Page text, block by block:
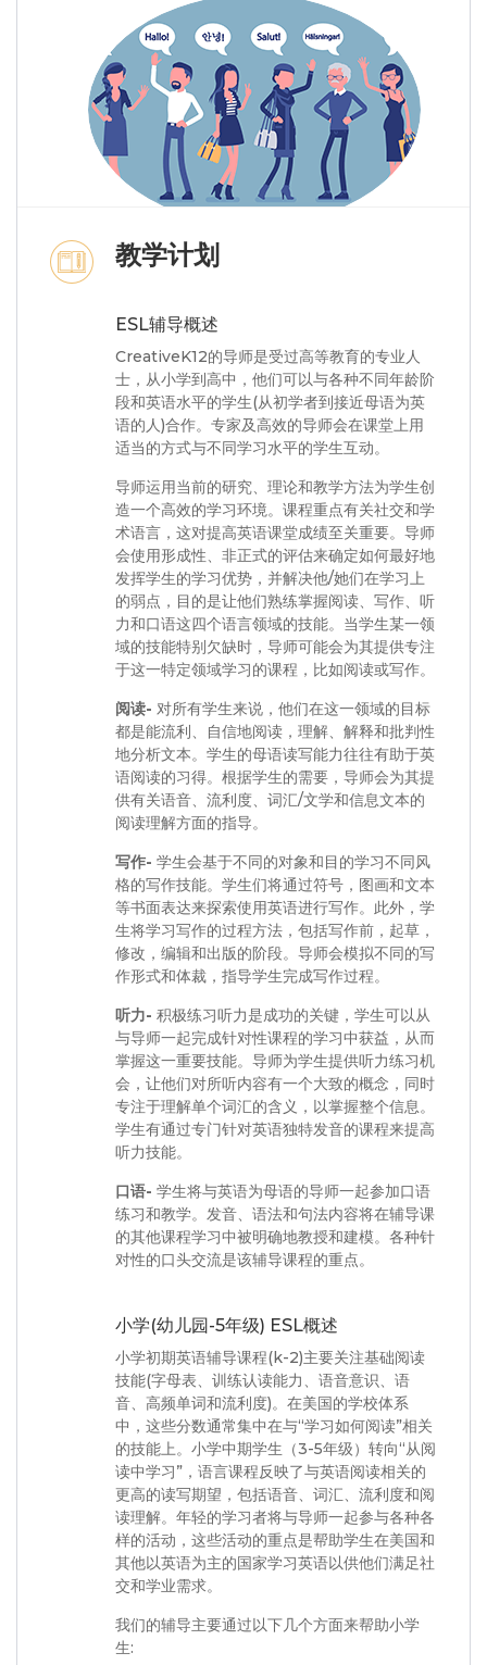
教学计划
ESL辅导概述
CreativeK12的导师是受过高等教育的专业人
士，从小学到高中，他们可以与各种不同年龄阶
段和英语水平的学生(从初学者到接近母语为英
语的人)合作。专家及高效的导师会在课堂上用
适当的方式与不同学习水平的学生互动。
导师运用当前的研究、理论和教学方法为学生创
造一个高效的学习环境。课程重点有关社交和学
术语言，这对提高英语课堂成绩至关重要。导师
会使用形成性、非正式的评估来确定如何最好地
发挥学生的学习优势，并解决他/她们在学习上
的弱点，目的是让他们熟练掌握阅读、写作、听
力和口语这四个语言领域的技能。当学生某一领
域的技能特别欠缺时，导师可能会为其提供专注
于这一特定领域学习的课程，比如阅读或写作。
阅读- 对所有学生来说，他们在这一领域的目标
都是能流利、自信地阅读，理解、解释和批判性
地分析文本。学生的母语读写能力往往有助于英
语阅读的习得。根据学生的需要，导师会为其提
供有关语音、流利度、词汇/文学和信息文本的
阅读理解方面的指导。
写作- 学生会基于不同的对象和目的学习不同风
格的写作技能。学生们将通过符号，图画和文本
等书面表达来探索使用英语进行写作。此外，学
生将学习写作的过程方法，包括写作前，起草，
修改，编辑和出版的阶段。导师会模拟不同的写
作形式和体裁，指导学生完成写作过程。
听力- 积极练习听力是成功的关键，学生可以从
与导师一起完成针对性课程的学习中获益，从而
掌握这一重要技能。导师为学生提供听力练习机
会，让他们对所听内容有一个大致的概念，同时
专注于理解单个词汇的含义，以掌握整个信息。
学生有通过专门针对英语独特发音的课程来提高
听力技能。
口语- 学生将与英语为母语的导师一起参加口语
练习和教学。发音、语法和句法内容将在辅导课
的其他课程学习中被明确地教授和建模。各种针
对性的口头交流是该辅导课程的重点。
小学(幼儿园-5年级) ESL概述
小学初期英语辅导课程(k-2)主要关注基础阅读
技能(字母表、训练认读能力、语音意识、语
音、高频单词和流利度)。在美国的学校体系
中，这些分数通常集中在与“学习如何阅读”相关
的技能上。小学中期学生（3-5年级）转向“从阅
读中学习”，语言课程反映了与英语阅读相关的
更高的读写期望，包括语音、词汇、流利度和阅
读理解。年轻的学习者将与导师一起参与各种各
样的活动，这些活动的重点是帮助学生在美国和
其他以英语为主的国家学习英语以供他们满足社
交和学业需求。
我们的辅导主要通过以下几个方面来帮助小学
生: